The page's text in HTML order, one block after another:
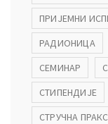
ПРИЈЕМНИ
РАДИОНИЦА
СЕМИНАР
СТИПЕНДИЈЕ
СТРУЧНА